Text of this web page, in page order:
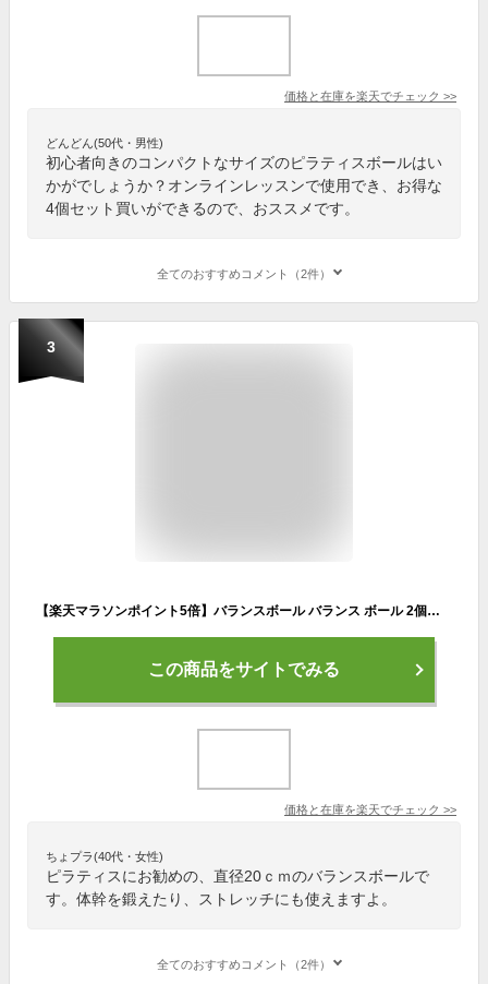
価格と在庫を楽天でチェック >>
どんどん(50代・男性)
初心者向きのコンパクトなサイズのピラティスボールはい
かがでしょうか？オンラインレッスンで使用でき、お得な
4個セット買いができるので、おススメです。
全てのおすすめコメント（2件）
3
【楽天マラソンポイント5倍】バランスボール バランス ボール 2個入り 20cm-25cm ピラティス ヨガ エクササイズ ミニ クリーム色 白 ヨガ 体幹 トレーニング ストレッチ フィットネス リトミック ダンス 体操 療育 知育 運動 ダイエット リハビリ 知育玩具 ヨガボール
この商品をサイトでみる
価格と在庫を楽天でチェック >>
ちょプラ(40代・女性)
ピラティスにお勧めの、直径20ｃｍのバランスボールで
す。体幹を鍛えたり、ストレッチにも使えますよ。
全てのおすすめコメント（2件）